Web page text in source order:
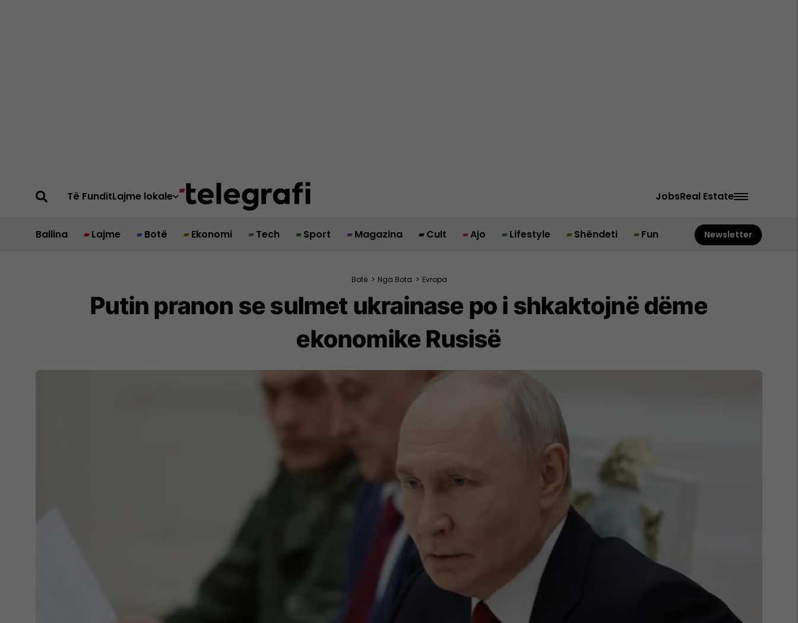
Të FunditLajme lokale JobsReal Estate
Ballina Lajme Botë Ekonomi Tech Sport Magazina Cult Ajo Lifestyle Shëndeti Fun Newsletter
Botë > Nga Bota > Evropa
Putin pranon se sulmet ukrainase po i shkaktojnë dëme
ekonomike Rusisë